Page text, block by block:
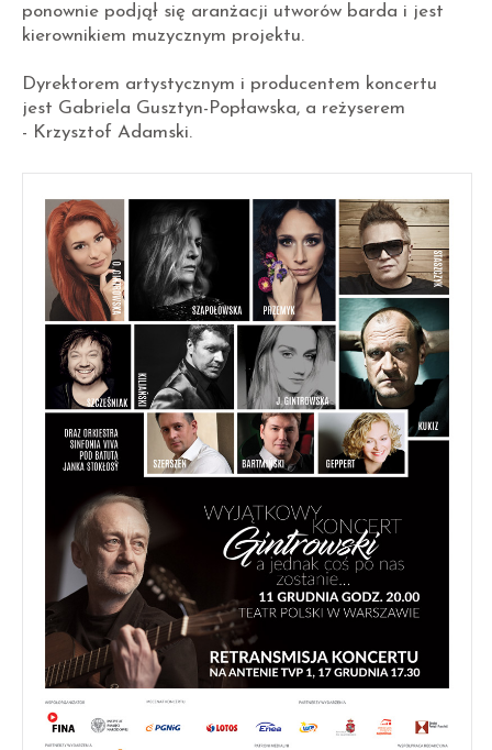
ponownie podjął się aranżacji utworów barda i jest
kierownikiem muzycznym projektu.
Dyrektorem artystycznym i producentem koncertu
jest Gabriela Gusztyn-Popławska, a reżyserem
- Krzysztof Adamski.